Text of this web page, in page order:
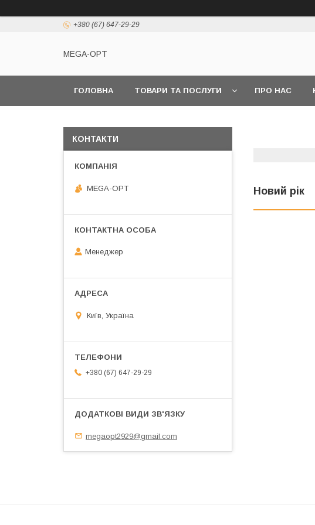
+380 (67) 647-29-29
MEGA-OPT
ГОЛОВНА ТОВАРИ ТА ПОСЛУГИ ПРО НАС
Новий рік
КОНТАКТИ
MEGA-OPT
Менеджер
Київ, Україна
+380 (67) 647-29-29
megaopt2929@gmail.com